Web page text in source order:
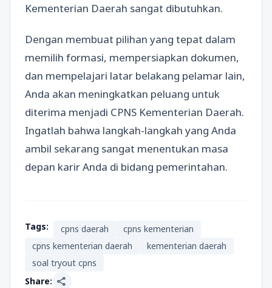
Kementerian Daerah sangat dibutuhkan.
Dengan membuat pilihan yang tepat dalam
memilih formasi, mempersiapkan dokumen,
dan mempelajari latar belakang pelamar lain,
Anda akan meningkatkan peluang untuk
diterima menjadi CPNS Kementerian Daerah.
Ingatlah bahwa langkah-langkah yang Anda
ambil sekarang sangat menentukan masa
depan karir Anda di bidang pemerintahan.
Tags: cpns daerah
cpns kementerian
cpns kementerian daerah
kementerian daerah
soal tryout cpns
Share: share